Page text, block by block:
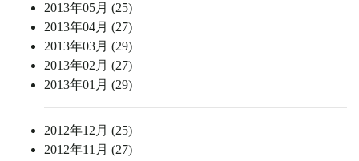
2013年05月 (25)
2013年04月 (27)
2013年03月 (29)
2013年02月 (27)
2013年01月 (29)
2012年12月 (25)
2012年11月 (27)